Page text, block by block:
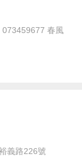
春風
義路226號